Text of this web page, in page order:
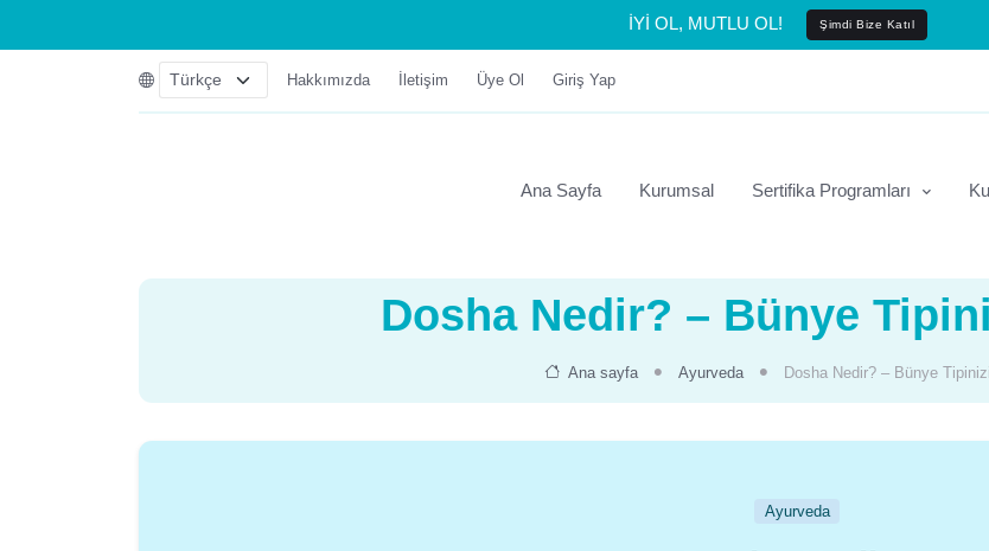
İYİ OL, MUTLU OL! Şimdi Bize Katıl
Hakkımızda İletişim Üye Ol Giriş Yap
Ana Sayfa Kurumsal Sertifika Programları
Dosha Nedir? – Bünye
Ana sayfa Ayurveda Dosha Nedir? – Bünye
Ayurveda